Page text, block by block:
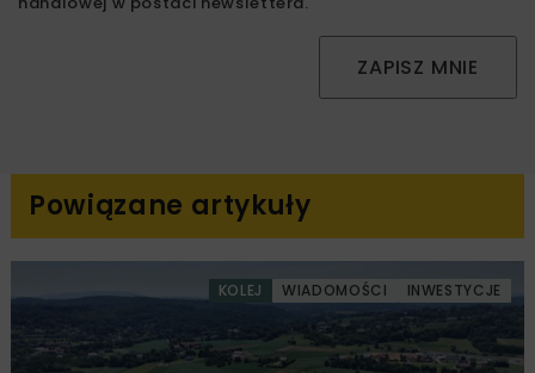
ZAPISZ MNIE
Powiązane artykuły
KOLEJ WIADOMOŚCI INWESTYCJE